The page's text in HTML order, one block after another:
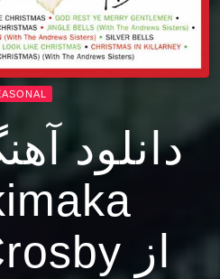
از Bing Crosby